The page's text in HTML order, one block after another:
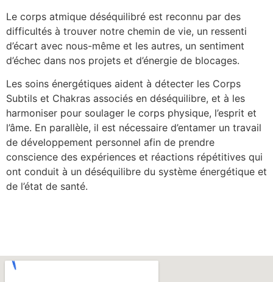
Le corps atmique déséquilibré est reconnu par des
difficultés à trouver notre chemin de vie, un ressenti
d’écart avec nous-même et les autres, un sentiment
d’échec dans nos projets et d’énergie de blocages.
Les soins énergétiques aident à détecter les Corps
Subtils et Chakras associés en déséquilibre, et à les
harmoniser pour soulager le corps physique, l’esprit et
l’âme. En parallèle, il est nécessaire d’entamer un travail
de développement personnel afin de prendre
conscience des expériences et réactions répétitives qui
ont conduit à un déséquilibre du système énergétique et
de l’état de santé.